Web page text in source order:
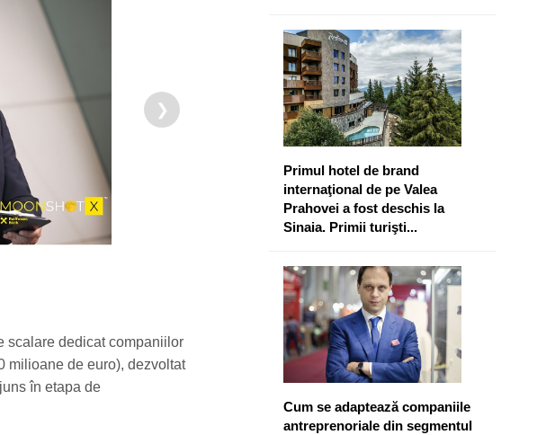
❯
scalare dedicat companiilor
milioane de euro), dezvoltat
în etapa de
​Primul hotel de brand
internaţional de pe Valea
Prahovei a fost deschis la
Sinaia. Primii turişti...
Cum se adaptează companiile
antreprenoriale din segmentul